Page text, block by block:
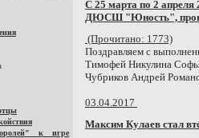
к игре
С 25 марта по 2
ДЮСШ "Юность",
(Прочитано: 1773)
Поздравляем с
Тимофей Никулина
Чубриков Андрей
03.04.2017
Максим Кулаев стал